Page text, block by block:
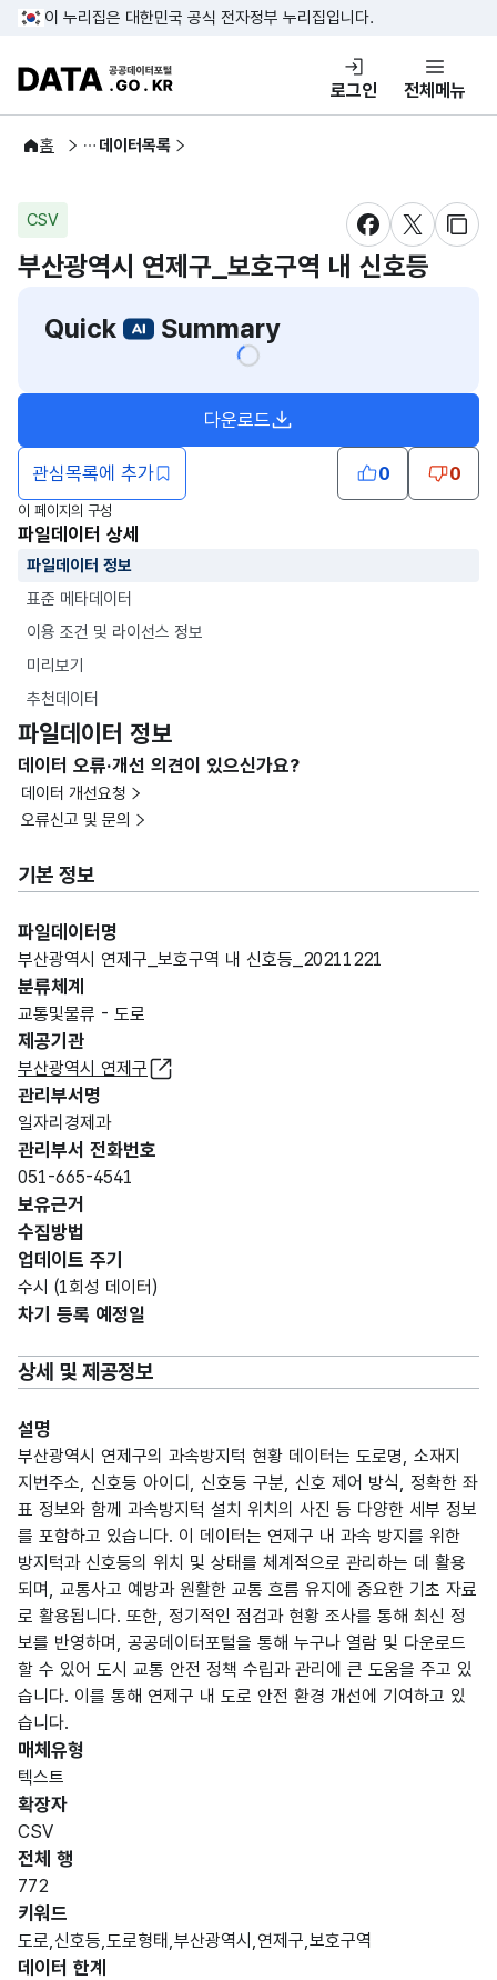
콘텐츠 바로가기
푸터 바로가기
이 누리집은 대한민국 공식 전자정부 누리집입니다.
DATA.GO.KR 공공데이터포털
로그인 전체메뉴
홈
공공데이터 데이터목록
CSV
새창 열림새창 열림
새창
부산광역시 연제구_보호구역 내 신호등
Quick
Summary
관심목록에 추가
다운로드
0 0
이 페이지의 구성
파일데이터 상세
파일데이터 정보
표준 메타데이터
이용 조건 및 라이선스 정보
미리보기
추천데이터
파일데이터 정보
데이터 오류·개선 의견이 있으신가요?
데이터 개선요청
오류신고 및 문의
기본 정보
파일데이터명
부산광역시 연제구_보호구역 내 신호등_20211221
분류체계
교통및물류 - 도로
제공기관
부산광역시 연제구
관리부서명
일자리경제과
관리부서 전화번호
051-665-4541
보유근거
수집방법
업데이트 주기
수시 (1회성 데이터)
차기 등록 예정일
상세 및 제공정보
설명
부산광역시 연제구의 과속방지턱 현황 데이터는 도로명, 소재지
지번주소, 신호등 아이디, 신호등 구분, 신호 제어 방식, 정확한 좌
표 정보와 함께 과속방지턱 설치 위치의 사진 등 다양한 세부 정보
를 포함하고 있습니다. 이 데이터는 연제구 내 과속 방지를 위한
방지턱과 신호등의 위치 및 상태를 체계적으로 관리하는 데 활용
되며, 교통사고 예방과 원활한 교통 흐름 유지에 중요한 기초 자료
로 활용됩니다. 또한, 정기적인 점검과 현황 조사를 통해 최신 정
보를 반영하며, 공공데이터포털을 통해 누구나 열람 및 다운로드
할 수 있어 도시 교통 안전 정책 수립과 관리에 큰 도움을 주고 있
습니다. 이를 통해 연제구 내 도로 안전 환경 개선에 기여하고 있
습니다.
매체유형
텍스트
확장자
CSV
전체 행
772
키워드
도로,신호등,도로형태,부산광역시,연제구,보호구역
데이터 한계